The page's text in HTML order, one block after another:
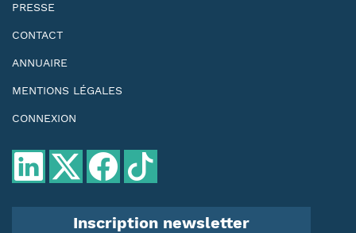
PRESSE
CONTACT
ANNUAIRE
MENTIONS LÉGALES
CONNEXION
Inscription newsletter